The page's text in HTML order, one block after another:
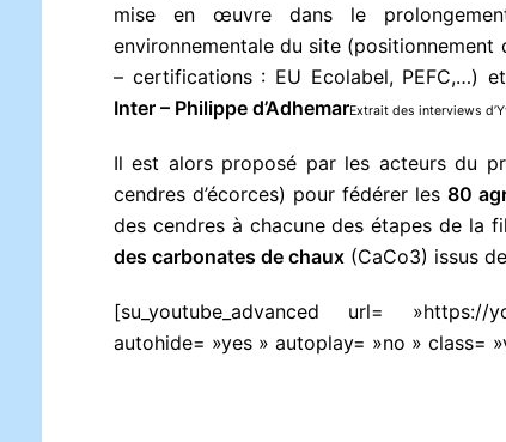
mise en œuvre dans le
environnementale du site (positionnement
– certifications : EU Ecolabel, PEFC,…)
Inter – Philippe d’AdhemarExtrait des interviews
Il est alors proposé par les acteurs du
cendres d’écorces) pour fédérer les 80
des cendres à chacune des étapes de la
des carbonates de chaux (CaCo3) issus
[su_youtube_advanced url=
autohide= »yes » autoplay= »no » class=